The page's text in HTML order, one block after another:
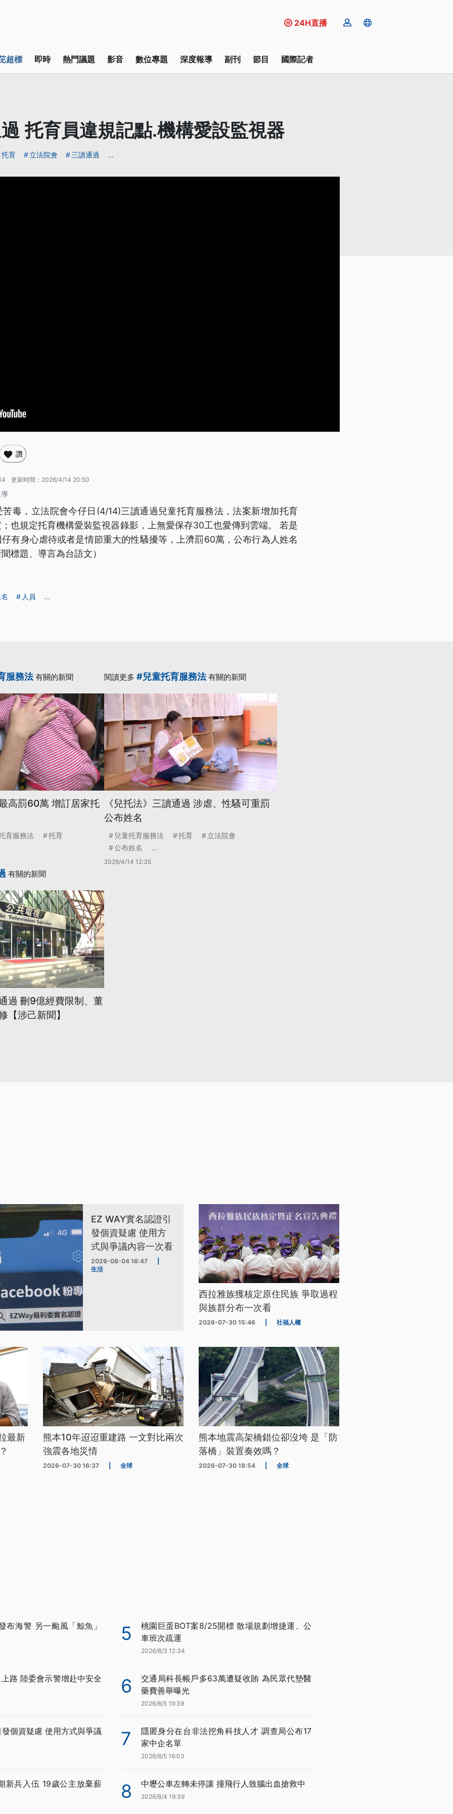
24H直播
超標 即時 熱門議題 影音 數位專題 深度報導 副刊 節目 國際記者
托育員違規記點.機構愛設監視器
托育 立法院會 三讀通過 ...
讚
更新時間： 2026/4/14 20:50
毒，立法院會今仔日(4/14)三讀通過兒童托育服務法，法案新增加托育
也規定托育機構愛裝監視器錄影，上無愛保存30工也愛傳到雲端。 若是
有身心虐待或者是情節重大的性騷擾等，上濟罰60萬，公布行為人姓名
標題、導言為台語文）
人員 ...
服務法有關的新聞
高罰60萬 增訂居家托
育服務法 托育
閱讀更多 #兒童托育服務法有關的新聞
《兒托法》三讀通過 涉虐、性騷可重罰
公布姓名
兒童托育服務法 托育
立法院會
公布姓名
...
2026/4/14 12:35
有關的新聞
過 刪9億經費限制、董
【涉己新聞】
EZ WAY實名認證引
發個資疑慮 使用方
式與爭議內容一次看
2026-08-04 16:47
生活
西拉雅族獲核定原住民族 爭取過程
與族群分布一次看
2026-07-30 15:46 社福人權
最新
熊本10年迢迢重建路 一文對比兩次
強震各地災情
2026-07-30 16:37 全球
熊本地震高架橋錯位卻沒垮 是「防
落橋」裝置奏效嗎？
2026-07-30 18:54 全球
布海警 另一颱風「鯨魚」
路 陸委會示警增赴中安全
個資疑慮 使用方式與爭議
新兵入伍 19歲公主放棄薪
5
桃園巨蛋BOT案8/25開標 散場規劃增捷運、公
車班次疏運
2026/8/3 12:34
6
交通局科長帳戶多63萬遭疑收賄 為民眾代墊醫
藥費善舉曝光
2026/8/5 19:39
7
隱匿身分在台非法挖角科技人才 調查局公布17
家中企名單
2026/8/5 16:03
8 中壢公車左轉未停讓 撞飛行人致腦出血搶救中
2026/8/4 19:39